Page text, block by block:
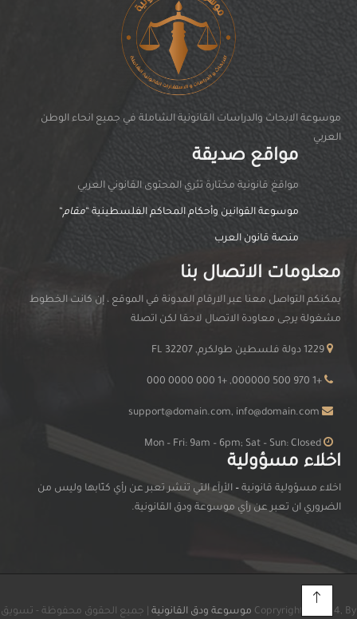
موسوعة الابحاث والدراسات القانونية الشاملة في جميع انحاء الوطن
العربي
مواقع صديقة
مواقغ قانونية مختارة تثري المحتوى القانوني العربي
موسوعة القوانين وأحكام المحاكم الفلسطينية “مقام“
منصة قانون العرب
معلومات الاتصال بنا
يمكنكم التواصل معنا عبر الارقام المدونة في الموقع ، إن كانت الخطوط
مشغولة يرجى معاودة الاتصال لاحقا لكن اتصلة
+1 970 500 000000, +1 000 0000 000
اخلاء مسؤولية
اخلاء مسؤولية قانونية – الأرآء التي تنشر تعبر عن رأي كتّابها وليس من
الضروري ان تعبر عن رأي موسوعة ودق القانونية.
Copryright © 2024, By موسوعة ودق القانونية | جميع الحقوق محفوظة - تسويق